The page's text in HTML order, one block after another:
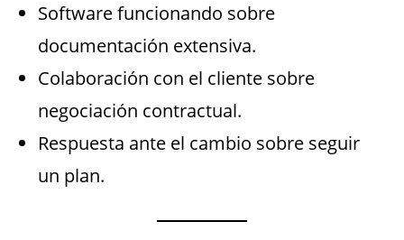
Software funcionando sobre
documentación extensiva.
Colaboración con el cliente sobre
negociación contractual.
Respuesta ante el cambio sobre seguir
un plan.